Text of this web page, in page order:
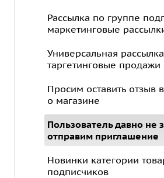
Рассылка по группе
маркетинговые
Универсальная
таргетинговые продажи
Просим оставить отзыв
о магазине
Пользователь давно не
отправим приглашение
Новинки категории
подписчиков